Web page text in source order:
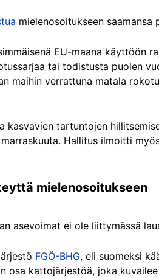
mielenosoitukseen
EU-maana käyttöön
tai todistusta puolen
maihin verrattuna matala
tartuntojen
Hallitus ilmoitti
mielenosoitukseen
asevoimat ei ole liittymässä
FGÖ-BHG, eli suomeksi
kattojärjestöä, joka